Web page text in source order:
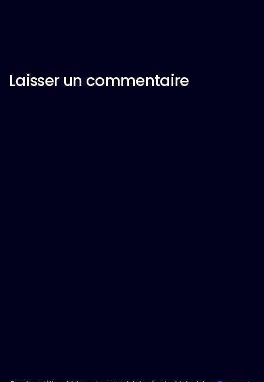
Laisser un commentaire